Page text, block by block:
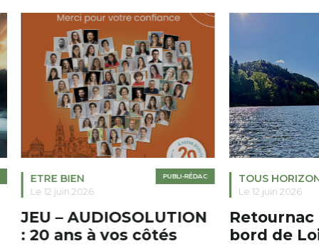
PUBLI-RÉDAC
ETRE BIEN
Le 12 juin 2026
JEU – AUDIOSOLUTION
: 20 ans à vos côtés
TOUS
Le 12 juin 2026
Retournac
bord de